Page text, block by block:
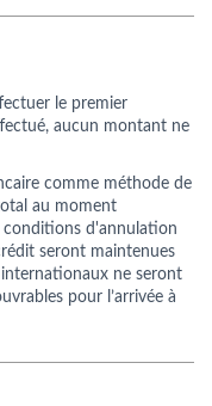
le premier
aucun montant ne
comme méthode de
au moment
conditions d'annulation
seront maintenues
ne seront
pour l’arrivée à